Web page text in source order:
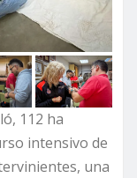
112 ha
intensivo de
una